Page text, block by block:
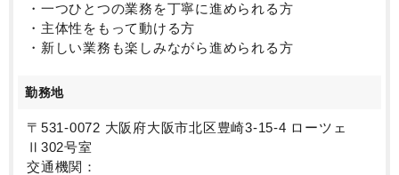
・一つひとつの業務を丁寧に進められる方
・主体性をもって動ける方
・新しい業務も楽しみながら進められる方
勤務地
〒531-0072 大阪府大阪市北区豊崎3-15-4 ローツェ
Ⅱ302号室
交通機関：